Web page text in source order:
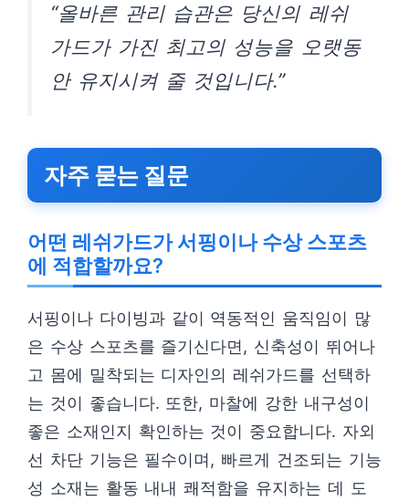
“올바른 관리 습관은 당신의 레쉬
가드가 가진 최고의 성능을 오랫동
안 유지시켜 줄 것입니다.”
자주 묻는 질문
어떤 레쉬가드가 서핑이나 수상 스포츠
에 적합할까요?
서핑이나 다이빙과 같이 역동적인 움직임이 많
은 수상 스포츠를 즐기신다면, 신축성이 뛰어나
고 몸에 밀착되는 디자인의 레쉬가드를 선택하
는 것이 좋습니다. 또한, 마찰에 강한 내구성이
좋은 소재인지 확인하는 것이 중요합니다. 자외
선 차단 기능은 필수이며, 빠르게 건조되는 기능
성 소재는 활동 내내 쾌적함을 유지하는 데 도